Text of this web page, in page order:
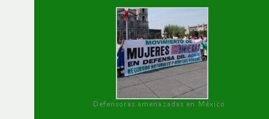
Defensoras amenazadas en México